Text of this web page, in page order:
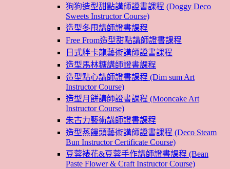
狗狗造型甜點講師證書課程 (Doggy Deco
Sweets Instructor Course)
造型冬甩講師證書課程
Free From造型甜點講師證書課程
日式胖卡龍藝術講師證書課程
造型馬林糖講師證書課程
造型點心講師證書課程 (Dim sum Art
Instructor Course)
造型月餅講師證書課程 (Mooncake Art
Instructor Course)
朱古力藝術講師證書課程
造型蒸饅頭藝術講師證書課程 (Deco Steam
Bun Instructor Certificate Course)
豆蓉裱花&豆蓉手作講師證書課程 (Bean
Paste Flower & Craft Instructor Course)